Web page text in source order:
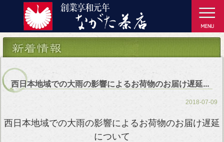
西日本地域での大雨の影響によるお荷物のお届け遅延について
2018-07-09
西日本地域での大雨の影響によるお荷物のお届け遅延
について